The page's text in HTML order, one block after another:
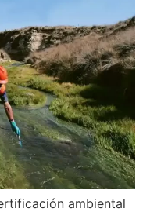
ambiental